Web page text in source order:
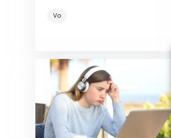
En wat betekent het voor de
Vo
Bekijk